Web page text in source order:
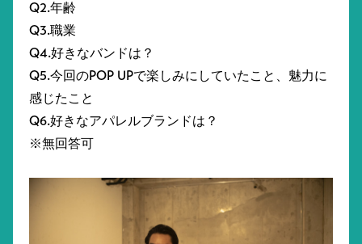
Q2.年齢
Q3.職業
Q4.好きなバンドは？
Q5.今回のPOP UPで楽しみにしていたこと、魅力に
感じたこと
Q6.好きなアパレルブランドは？
※無回答可